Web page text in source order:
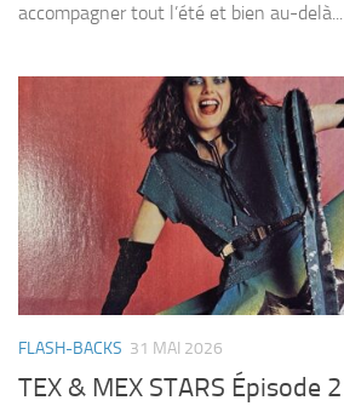
accompagner tout l’été et bien au-delà...
FLASH-BACKS 31 MAI 2026
TEX & MEX STARS Épisode 2